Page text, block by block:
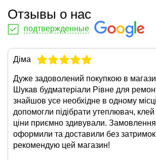
Отзывы о нас
подтвержденные
Діма
Дуже задоволений покупкою в
Шукав будматеріали Рівне для
знайшов усе необхідне в одному
допомогли підібрати утеплювач, клей
ціни приємно здивували.
оформили та доставили без
рекомендую цей магазин!